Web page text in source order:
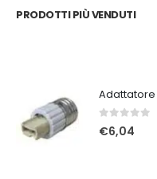
PRODOTTI PIÙ VENDUTI
Adattatore
0Su 5
€6,04